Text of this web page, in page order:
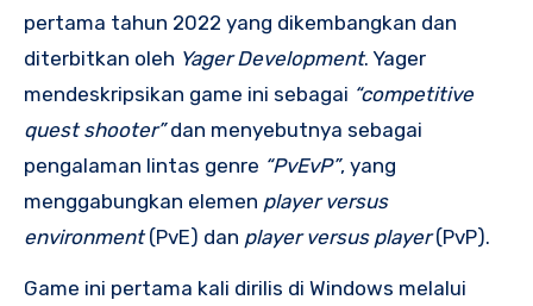
pertama tahun 2022 yang dikembangkan dan
diterbitkan oleh Yager Development. Yager
mendeskripsikan game ini sebagai “competitive
quest shooter”dan menyebutnya sebagai
pengalaman lintas genre “PvEvP”, yang
menggabungkan elemen player versus
environment(PvE) dan player versus player(PvP).
Game ini pertama kali dirilis di Windows melalui